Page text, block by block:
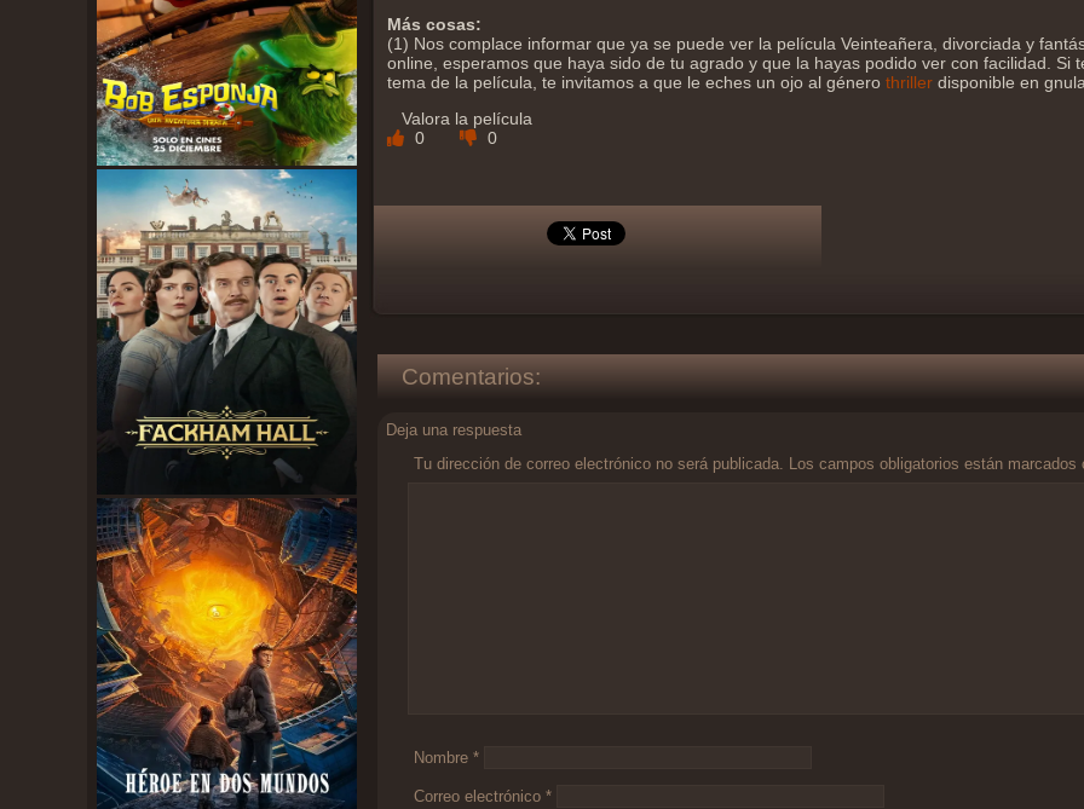
Más cosas:
(1) Nos complace informar que ya se puede ver la película Veinteañera, divorciada y
online, esperamos que haya sido de tu agrado y que la hayas podido ver con facilidad. Si
tema de la película, te invitamos a que le eches un ojo al género thriller disponible en
Valora la película
0
0
Comentarios:
Deja una respuesta
Tu dirección de correo electrónico no será publicada. Los campos obligatorios están marcados
Nombre *
Correo electrónico *